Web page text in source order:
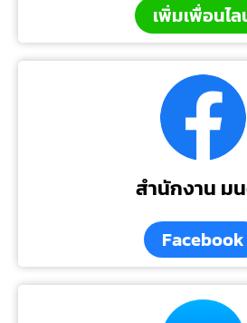
เพิ่มเพื่อนไ
สำนักงาน ม
Facebook